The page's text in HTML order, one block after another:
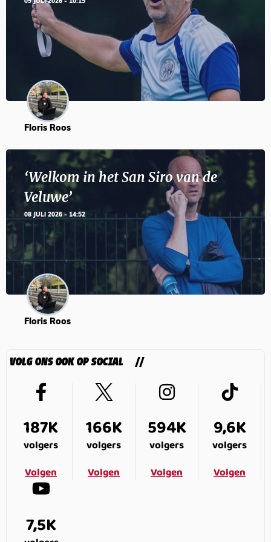
09 JULI 2026 - 10:15
Floris Roos
‘Welkom in het San Siro van de
Veluwe’
08 JULI 2026 - 14:52
Floris Roos
VOLG ONS OOK OP SOCIAL
187K
volgers
Volgen
166K
volgers
Volgen
594K
volgers
Volgen
9,6K
volgers
Volgen
7,5K